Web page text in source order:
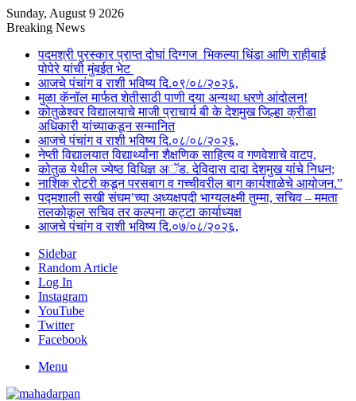
Sunday, August 9 2026
Breaking News
पदमश्री पुरस्कार प्राप्त दोघां दिग्गज भिकल्या धिंडा आणि राहीबाई
पोपेरे यांची मुंबईत भेट
आजचे पंचांग व राशी भविष्य दि.०९/०८/२०२६,
मुळा कॅनॉल मार्फत शेतीसाठी पाणी दया अन्यथा धरणे आंदोलन!
कोतुळेश्वर विद्यालयाचे माजी प्राचार्य बी के देशमुख जिल्हा क्रीडा
अधिकारी यांच्याकडून सन्मानित
आजचे पंचांग व राशी भविष्य दि.०८/०८/२०२६,
नेप्ती विद्यालयात विद्यार्थ्यांना शैक्षणिक साहित्य व गणवेशाचे वाटप,
कोतुळ येथील ज्येष्ठ विधिज्ञ अॅड. देविदास दादा देशमुख यांचे निधन;
नाशिक रोटरी कडून परसबाग व गच्चीवरील बाग कार्यशाळेचे आयोजन.”
पद्मशाली सखी संघम’च्या अध्यक्षपदी भाग्यलक्ष्मी तुम्मा, सचिव – ममता
तलकोकूल सचिव तर कल्पना कट्टा कार्याध्यक्ष
आजचे पंचांग व राशी भविष्य दि.०७/०८/२०२६,
Sidebar
Random Article
Log In
Instagram
YouTube
Twitter
Facebook
Menu